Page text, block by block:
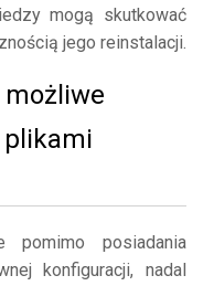
mogą skutkować
jego reinstalacji.
możliwe
plikami
posiadania
konfiguracji, nadal